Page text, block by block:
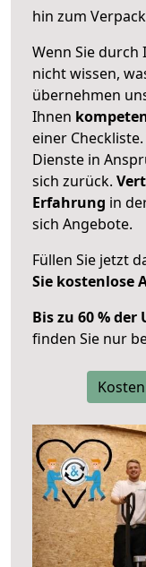
hin zum
Wenn Sie
nicht wissen,
übernehmen
Ihnen
einer Checkliste.
Dienste in
sich zurück.
Erfahrung in
sich Angebote.
Füllen Sie jetzt
Sie kostenlose
Bis zu 60 %
finden Sie nur